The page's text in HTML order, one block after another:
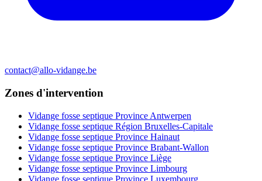
contact@allo-vidange.be
Zones d'intervention
Vidange fosse septique Province Antwerpen
Vidange fosse septique Région Bruxelles-Capitale
Vidange fosse septique Province Hainaut
Vidange fosse septique Province Brabant-Wallon
Vidange fosse septique Province Liège
Vidange fosse septique Province Limbourg
Vidange fosse septique Province Luxembourg